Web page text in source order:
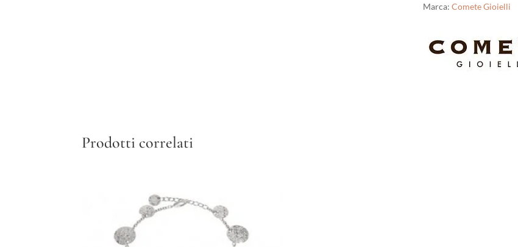
Marca: Comete Gioielli
Prodotti correlati